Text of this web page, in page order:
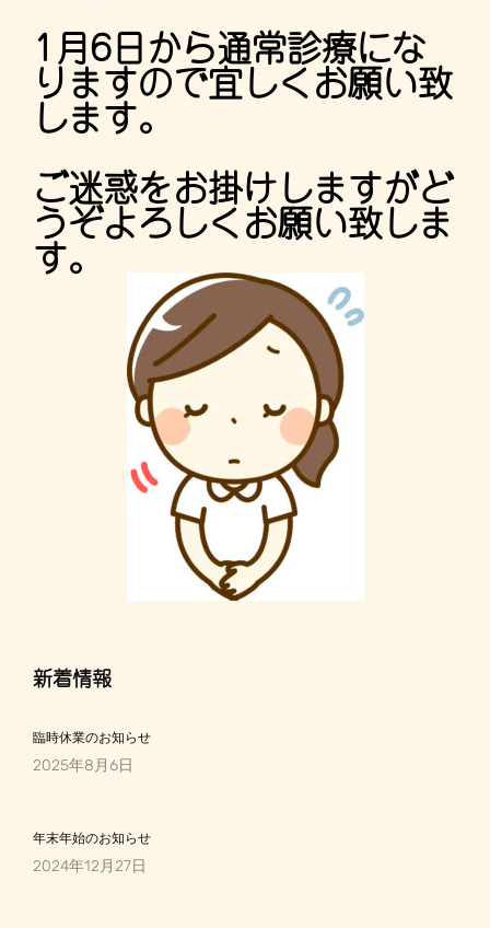
1月6日から通常診療にな
りますので宜しくお願い致
します。
ご迷惑をお掛けしますがど
うぞよろしくお願い致しま
す。
新着情報
臨時休業のお知らせ
2025年8月6日
年末年始のお知らせ
2024年12月27日